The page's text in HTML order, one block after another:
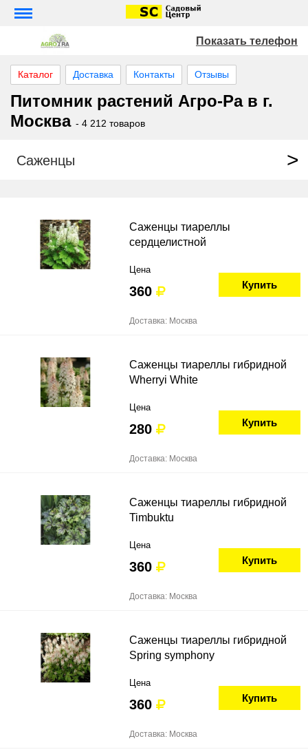
Показать телефон
Каталог Доставка Контакты Отзывы
Питомник растений Агро-Ра в г.
Москва - 4 212 товаров
Саженцы
Саженцы тиареллы
сердцелистной
Цена
360 Купить
Доставка: Москва
Саженцы тиареллы гибридной
Wherryi White
Цена
280 Купить
Доставка: Москва
Саженцы тиареллы гибридной
Timbuktu
Цена
360 Купить
Доставка: Москва
Саженцы тиареллы гибридной
Spring symphony
Цена
360 Купить
Доставка: Москва